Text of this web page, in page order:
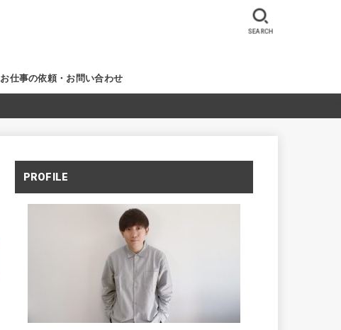
お仕事の依頼・お問い合わせ
SEARCH
PROFILE